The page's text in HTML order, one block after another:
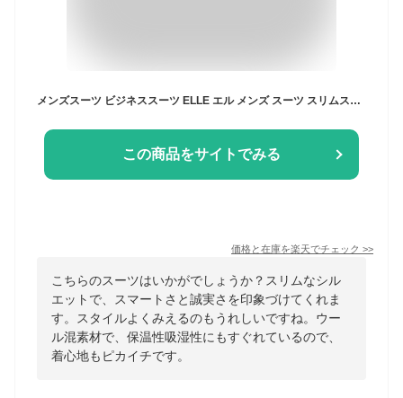
この商品をサイトでみる
価格と在庫を楽天でチェック >>
こちらのスーツはいかがでしょうか？スリムなシル
エットで、スマートさと誠実さを印象づけてくれま
す。スタイルよくみえるのもうれしいですね。ウー
ル混素材で、保温性吸湿性にもすぐれているので、
着心地もピカイチです。